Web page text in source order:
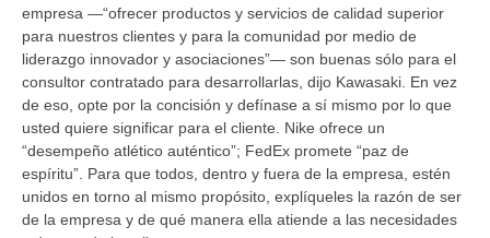
empresa —“ofrecer productos y servicios de calidad superior
para nuestros clientes y para la comunidad por medio de
liderazgo innovador y asociaciones”— son buenas sólo para el
consultor contratado para desarrollarlas, dijo Kawasaki. En vez
de eso, opte por la concisión y defínase a sí mismo por lo que
usted quiere significar para el cliente. Nike ofrece un
“desempeño atlético auténtico”; FedEx promete “paz de
espíritu”. Para que todos, dentro y fuera de la empresa, estén
unidos en torno al mismo propósito, explíqueles la razón de ser
de la empresa y de qué manera ella atiende a las necesidades